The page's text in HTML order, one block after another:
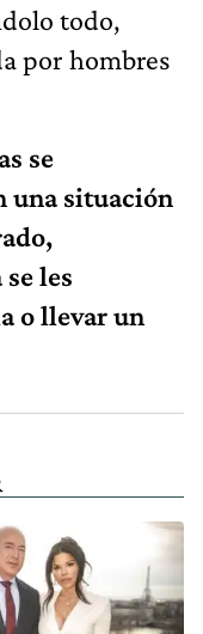
todo,
por hombres
se
una situación
les
o llevar un